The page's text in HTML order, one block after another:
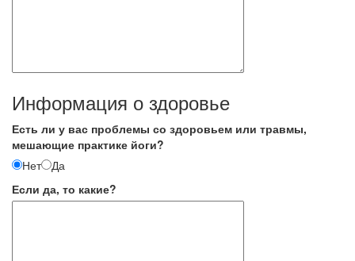
Информация о здоровье
Есть ли у вас проблемы со здоровьем или травмы,
мешающие практике йоги?
Нет
Да
Если да, то какие?